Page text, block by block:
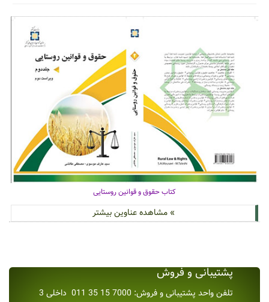
کتاب حقوق و قوانین روستایی
» مشاهده عناوین بیشتر
پشتیبانی و فروش
تلفن واحد پشتیبانی و فروش: 7000 15 35 011 داخلی 3